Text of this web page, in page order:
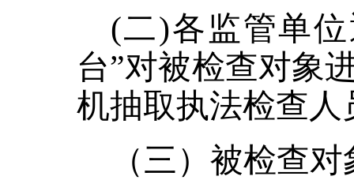
(二)各监管单
台”对被检查对象
机抽取执法检查
（三）被检查